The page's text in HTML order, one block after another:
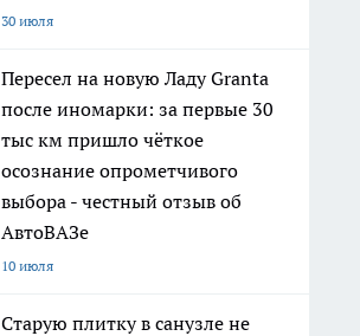
30 июля
Пересел на новую Ладу Granta
после иномарки: за первые 30
тыс км пришло чёткое
осознание опрометчивого
выбора - честный отзыв об
АвтоВАЗе
10 июля
Старую плитку в санузле не